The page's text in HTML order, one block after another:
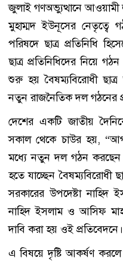
জুলাই গণঅভ্যুত্থানে
মুহাম্মদ ইউনূসের নেতৃত্বে
পরিষদে ছাত্র প্রতিনিধি
ছাত্র প্রতিনিধিদের নিয়ে
শুরু হয় বৈষম্যবিরোধী
নতুন রাজনৈতিক দল গঠনের
দেশের একটি জাতীয়
সকাল থেকে চাউর হয়,
মধ্যে নতুন দল গঠন করছেন
হতে যাচ্ছেন বৈষম্যবিরোধী
সরকারের উপদেষ্টা নাহিদ
নাহিদ ইসলাম ও আসিফ
দাবি করা হয় ওই
এ বিষয়ে দৃষ্টি আকর্ষণ করলে